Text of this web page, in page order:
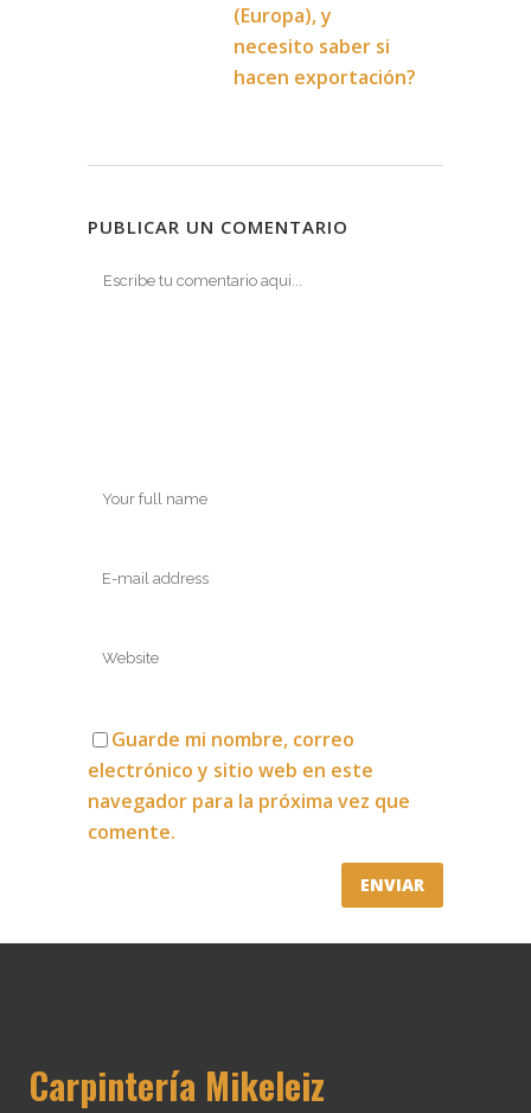
(Europa), y
necesito saber si
hacen exportación?
PUBLICAR UN COMENTARIO
Guarde mi nombre, correo
electrónico y sitio web en este
navegador para la próxima vez que
comente.
Carpintería Mikeleiz